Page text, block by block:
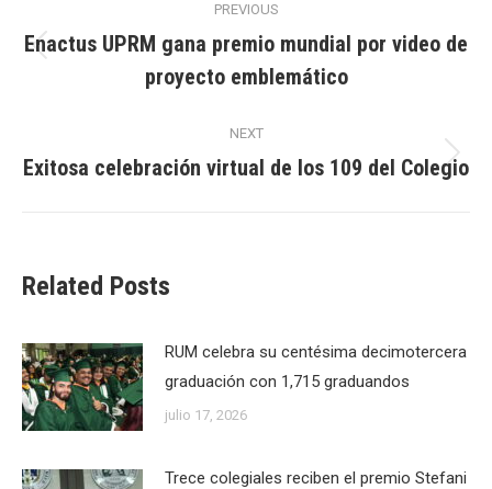
navigation
PREVIOUS
post:
Enactus UPRM gana premio mundial por video de
proyecto emblemático
NEXT
Next
Exitosa celebración virtual de los 109 del Colegio
Related Posts
RUM celebra su centésima decimotercera
graduación con 1,715 graduandos
julio 17, 2026
Trece colegiales reciben el premio Stefani